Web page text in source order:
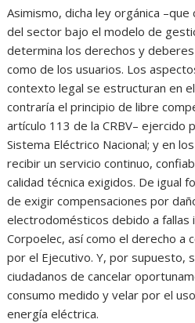
Asimismo, dicha ley orgánica
del sector bajo el modelo de
determina los derechos y
como de los usuarios. Los
contexto legal se estructuran en
contraría el principio de libre
artículo 113 de la CRBV– ejercido
Sistema Eléctrico Nacional; y en
recibir un servicio continuo,
calidad técnica exigidos. De igual
de exigir compensaciones por
electrodomésticos debido a fallas
Corpoelec, así como el derecho a
por el Ejecutivo. Y, por supuesto,
ciudadanos de cancelar
consumo medido y velar por el
energía eléctrica.